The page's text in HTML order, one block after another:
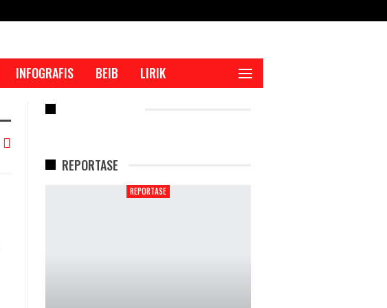
INFOGRAFIS BEIB LIRIK
REPORTASE
REPORTASE